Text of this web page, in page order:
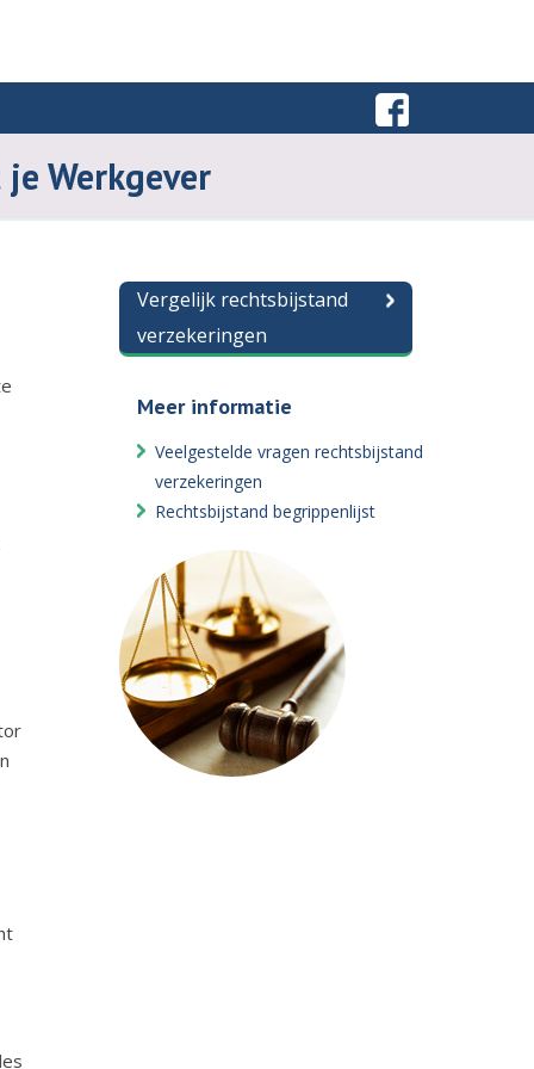
Werkgever
Vergelijk rechtsbijstand
verzekeringen
Meer informatie
Veelgestelde vragen rechtsbijstand
verzekeringen
Rechtsbijstand begrippenlijst